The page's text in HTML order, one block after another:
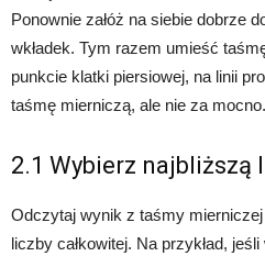
Ponownie załóż na siebie dobrze
wkładek. Tym razem umieść
punkcie klatki piersiowej, na linii
taśmę mierniczą, ale nie za mocno.
2.1 Wybierz najbliższą
Odczytaj wynik z taśmy
liczby całkowitej. Na przykład,